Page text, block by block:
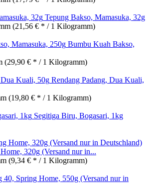
Tepung Bakso, Mamasuka, 32g
(21,56 € * / 1 Kilogramm)
Bumbu Kuah Bakso,
(29,90 € * / 1 Kilogramm)
Rendang Padang, Dua Kuali,
(19,80 € * / 1 Kilogramm)
Segitiga Biru, Bogasari, 1kg
320g (Versand nur in...
(9,34 € * / 1 Kilogramm)